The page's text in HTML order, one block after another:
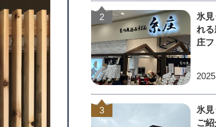
2
氷
れ
庄
3
氷
ご